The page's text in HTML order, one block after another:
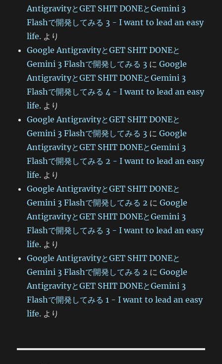
AntigravityとGET SHIT DONEとGemini 3
Flashで開発してみる 3 - I want to lead an easy
life. より
Google AntigravityとGET SHIT DONEと
Gemini 3 Flashで開発してみる 3 にGoogle
AntigravityとGET SHIT DONEとGemini 3
Flashで開発してみる 4 - I want to lead an easy
life. より
Google AntigravityとGET SHIT DONEと
Gemini 3 Flashで開発してみる 3 にGoogle
AntigravityとGET SHIT DONEとGemini 3
Flashで開発してみる 2 - I want to lead an easy
life. より
Google AntigravityとGET SHIT DONEと
Gemini 3 Flashで開発してみる 2 にGoogle
AntigravityとGET SHIT DONEとGemini 3
Flashで開発してみる 3 - I want to lead an easy
life. より
Google AntigravityとGET SHIT DONEと
Gemini 3 Flashで開発してみる 2 にGoogle
AntigravityとGET SHIT DONEとGemini 3
Flashで開発してみる 1 - I want to lead an easy
life. より